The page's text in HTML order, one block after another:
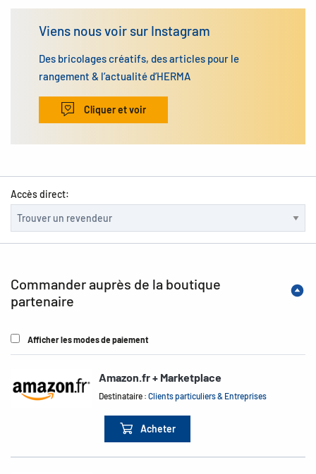
Viens nous voir sur Instagram
Des bricolages créatifs, des articles pour le
rangement & l’actualité d’HERMA
Cliquer et voir
Accès direct:
Commander auprès de la boutique
partenaire
Afficher les modes de paiement
Amazon.fr + Marketplace
Destinataire :Clients particuliers & Entreprises
Acheter